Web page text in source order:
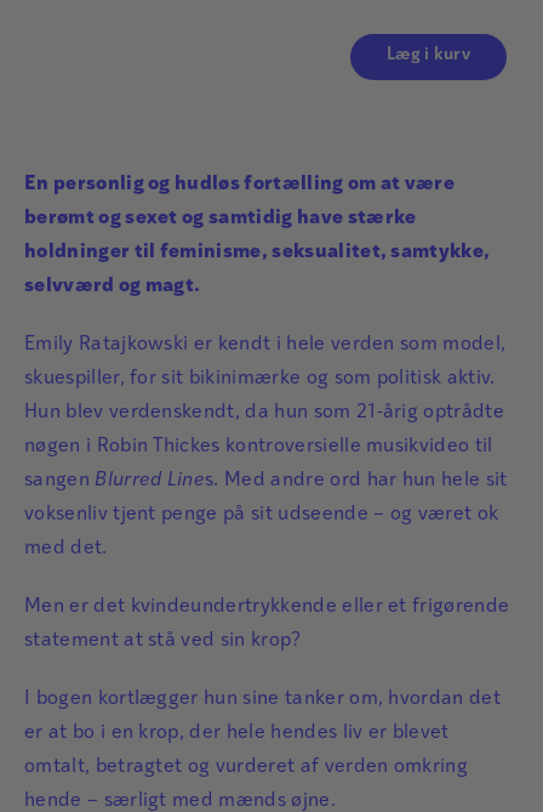
Læg i kurv
En personlig og hudløs fortælling om at være
berømt og sexet og samtidig have stærke
holdninger til feminisme, seksualitet, samtykke,
selvværd og magt.
Emily Ratajkowski er kendt i hele verden som model,
skuespiller, for sit bikinimærke og som politisk aktiv.
Hun blev verdenskendt, da hun som 21-årig optrådte
nøgen i Robin Thickes kontroversielle musikvideo til
sangen Blurred Lines. Med andre ord har hun hele sit
voksenliv tjent penge på sit udseende – og været ok
med det.
Men er det kvindeundertrykkende eller et frigørende
statement at stå ved sin krop?
I bogen kortlægger hun sine tanker om, hvordan det
er at bo i en krop, der hele hendes liv er blevet
omtalt, betragtet og vurderet af verden omkring
hende – særligt med mænds øjne.